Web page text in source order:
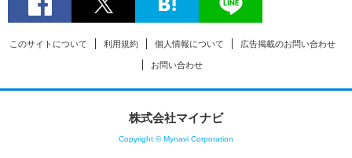
このサイトについて 利用規約 個人情報について 広告掲載のお問い合わせ
お問い合わせ
株式会社マイナビ
Copyright © Mynavi Corporation